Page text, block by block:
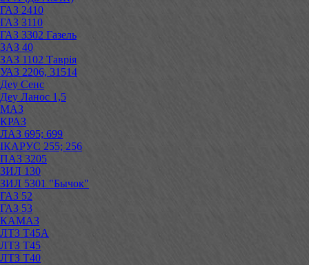
ГАЗ 2410
ГАЗ 3110
ГАЗ 3302 Газель
ЗАЗ 40
ЗАЗ 1102 Таврія
УАЗ 2206, 31514
Деу Сенс
Деу Ланос 1,5
МАЗ
КРАЗ
ЛАЗ 695; 699
ІКАРУС 255; 256
ПАЗ 3205
ЗИЛ 130
ЗИЛ 5301 "Бычок"
ГАЗ 52
ГАЗ 53
КАМАЗ
ЛТЗ Т45А
ЛТЗ Т45
ЛТЗ Т40